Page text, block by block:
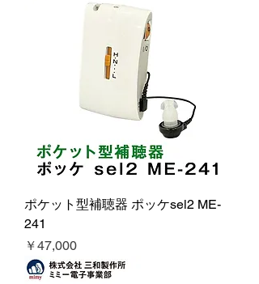
ポケット型補聴器 ポッケsel2 ME-
241
価格
￥47,000